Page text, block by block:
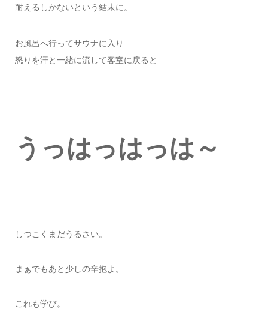
耐えるしかないという結末に。
お風呂へ行ってサウナに入り
怒りを汗と一緒に流して客室に戻ると
うっはっはっは～
しつこくまだうるさい。
まぁでもあと少しの辛抱よ。
これも学び。